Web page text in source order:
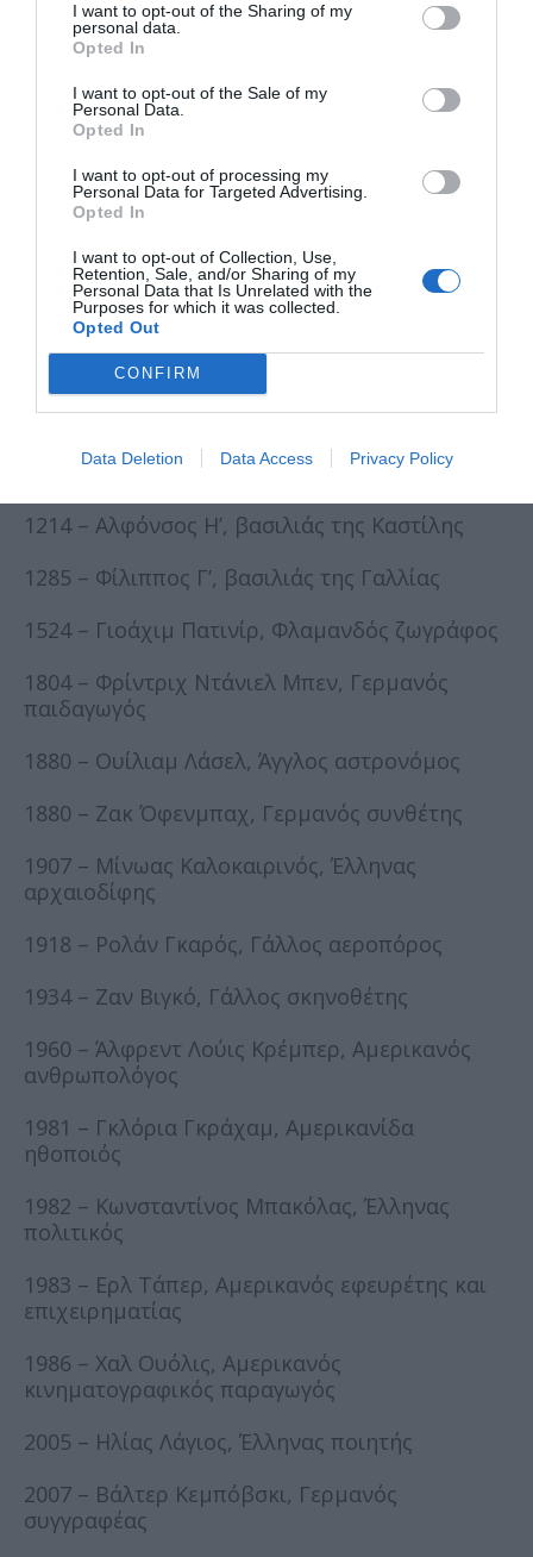
I want to opt-out of the Sharing of my
personal data.
Opted In
I want to opt-out of the Sale of my
Personal Data.
Opted In
I want to opt-out of processing my
Personal Data for Targeted Advertising.
Opted In
I want to opt-out of Collection, Use,
Retention, Sale, and/or Sharing of my
Personal Data that Is Unrelated with the
Purposes for which it was collected.
Opted Out
CONFIRM
Data Deletion Data Access Privacy Policy
1987 – Κέβιν Μιραλάς, Βέλγος ποδοσφαιριστής
1990 – Λάις Ριμπέιρο, Βραζιλιάνα μοντέλο
αγώνων
Θάνατοι
578 – Ιουστίνος Β’, Βυζαντινός αυτοκράτορας
610 – Φωκάς, Βυζαντινός αυτοκράτορας
1056 – Ερρίκος Γ’, αυτοκράτορας της Αγίας
Ρωμαϊκής Αυτοκρατορίας
1214 – Αλφόνσος Η’, βασιλιάς της Καστίλης
1285 – Φίλιππος Γ’, βασιλιάς της Γαλλίας
1524 – Γιοάχιμ Πατινίρ, Φλαμανδός ζωγράφος
1804 – Φρίντριχ Ντάνιελ Μπεν, Γερμανός
παιδαγωγός
1880 – Ουίλιαμ Λάσελ, Άγγλος αστρονόμος
1880 – Ζακ Όφενμπαχ, Γερμανός συνθέτης
1907 – Μίνωας Καλοκαιρινός, Έλληνας
αρχαιοδίφης
1918 – Ρολάν Γκαρός, Γάλλος αεροπόρος
1934 – Ζαν Βιγκό, Γάλλος σκηνοθέτης
1960 – Άλφρεντ Λούις Κρέμπερ, Αμερικανός
ανθρωπολόγος
1981 – Γκλόρια Γκράχαμ, Αμερικανίδα
ηθοποιός
1982 – Κωνσταντίνος Μπακόλας, Έλληνας
πολιτικός
1983 – Ερλ Τάπερ, Αμερικανός εφευρέτης και
επιχειρηματίας
1986 – Χαλ Ουόλις, Αμερικανός
κινηματογραφικός παραγωγός
2005 – Ηλίας Λάγιος, Έλληνας ποιητής
2007 – Βάλτερ Κεμπόβσκι, Γερμανός
συγγραφέας